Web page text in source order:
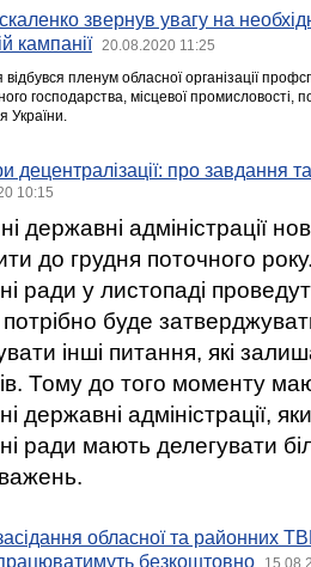
звернув увагу на
кампанії
20.08.2020 11:25
пленум обласної організації
господарства, місцевої промисловості,
України.
децентралізації: про завдання
10:15
державні адміністрації
до грудня поточного
ради у листопаді
потрібно буде
інші питання, які
Тому до того моменту
державні адміністрації,
ради мають делегувати
обласної та районних
працюватимуть безкоштовно